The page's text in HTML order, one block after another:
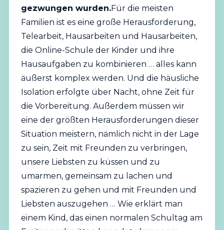
gezwungen wurden.Für die meisten
Familien ist es eine große Herausforderung,
Telearbeit, Hausarbeiten und Hausarbeiten,
die Online-Schule der Kinder und ihre
Hausaufgaben zu kombinieren … alles kann
äußerst komplex werden. Und die häusliche
Isolation erfolgte über Nacht, ohne Zeit für
die Vorbereitung. Außerdem müssen wir
eine der größten Herausforderungen dieser
Situation meistern, nämlich nicht in der Lage
zu sein, Zeit mit Freunden zu verbringen,
unsere Liebsten zu küssen und zu
umarmen, gemeinsam zu lachen und
spazieren zu gehen und mit Freunden und
Liebsten auszugehen … Wie erklärt man
einem Kind, das einen normalen Schultag am